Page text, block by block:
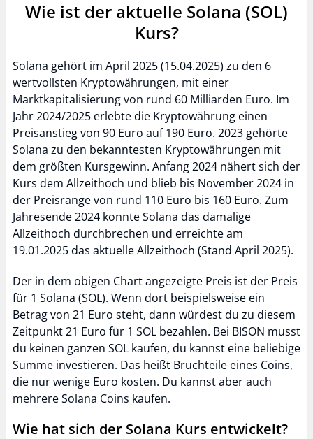
Wie ist der aktuelle Solana (SOL)
Kurs?
Solana gehört im April 2025 (15.04.2025) zu den 6
wertvollsten Kryptowährungen, mit einer
Marktkapitalisierung von rund 60 Milliarden Euro. Im
Jahr 2024/2025 erlebte die Kryptowährung einen
Preisanstieg von 90 Euro auf 190 Euro. 2023 gehörte
Solana zu den bekanntesten Kryptowährungen mit
dem größten Kursgewinn. Anfang 2024 nähert sich der
Kurs dem Allzeithoch und blieb bis November 2024 in
der Preisrange von rund 110 Euro bis 160 Euro. Zum
Jahresende 2024 konnte Solana das damalige
Allzeithoch durchbrechen und erreichte am
19.01.2025 das aktuelle Allzeithoch (Stand April 2025).
Der in dem obigen Chart angezeigte Preis ist der Preis
für 1 Solana (SOL). Wenn dort beispielsweise ein
Betrag von 21 Euro steht, dann würdest du zu diesem
Zeitpunkt 21 Euro für 1 SOL bezahlen. Bei BISON musst
du keinen ganzen SOL kaufen, du kannst eine beliebige
Summe investieren. Das heißt Bruchteile eines Coins,
die nur wenige Euro kosten. Du kannst aber auch
mehrere Solana Coins kaufen.
Wie hat sich der Solana Kurs entwickelt?